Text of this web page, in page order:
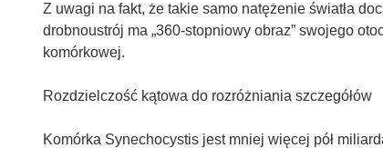
Z uwagi na fakt, że takie samo natężenie światła
drobnoustrój ma „360-stopniowy obraz” swojego
komórkowej.
Rozdzielczość kątowa do rozróżniania szczegółów
Komórka Synechocystis jest mniej więcej pół